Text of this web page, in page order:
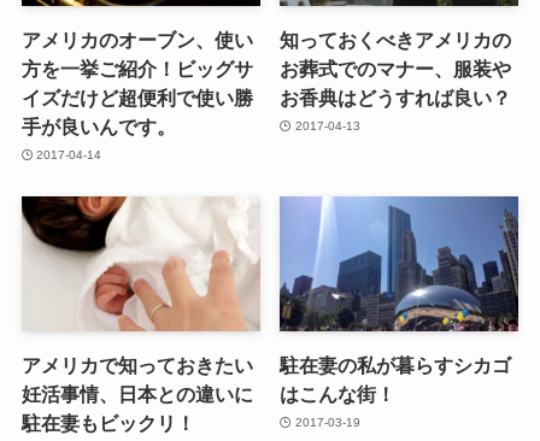
アメリカのオーブン、使い
方を一挙ご紹介！ビッグサ
イズだけど超便利で使い勝
手が良いんです。
2017-04-14
知っておくべきアメリカの
お葬式でのマナー、服装や
お香典はどうすれば良い？
2017-04-13
アメリカで知っておきたい
妊活事情、日本との違いに
駐在妻もビックリ！
駐在妻の私が暮らすシカゴ
はこんな街！
2017-03-19